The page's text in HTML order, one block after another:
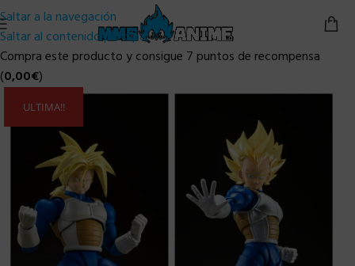
Saltar a la navegación
Saltar al contenido principal
Compra este producto y consigue 7 puntos de recompensa
(0,00€)
ULTIMA!!